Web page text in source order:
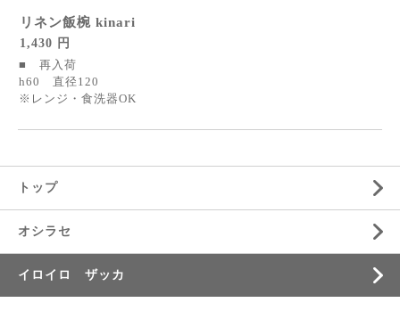
リネン飯椀 kinari
1,430 円
■ 再入荷
h60 直径120
※レンジ・食洗器OK
トップ
オシラセ
イロイロ ザッカ